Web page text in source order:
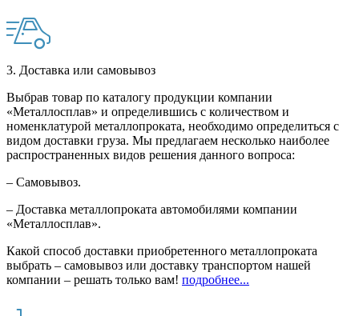
3. Доставка или самовывоз
Выбрав товар по каталогу продукции компании
«Металлосплав» и определившись с количеством и
номенклатурой металлопроката, необходимо определиться с
видом доставки груза. Мы предлагаем несколько наиболее
распространенных видов решения данного вопроса:
– Самовывоз.
– Доставка металлопроката автомобилями компании
«Металлосплав».
Какой способ доставки приобретенного металлопроката
выбрать – самовывоз или доставку транспортом нашей
компании – решать только вам! подробнее...